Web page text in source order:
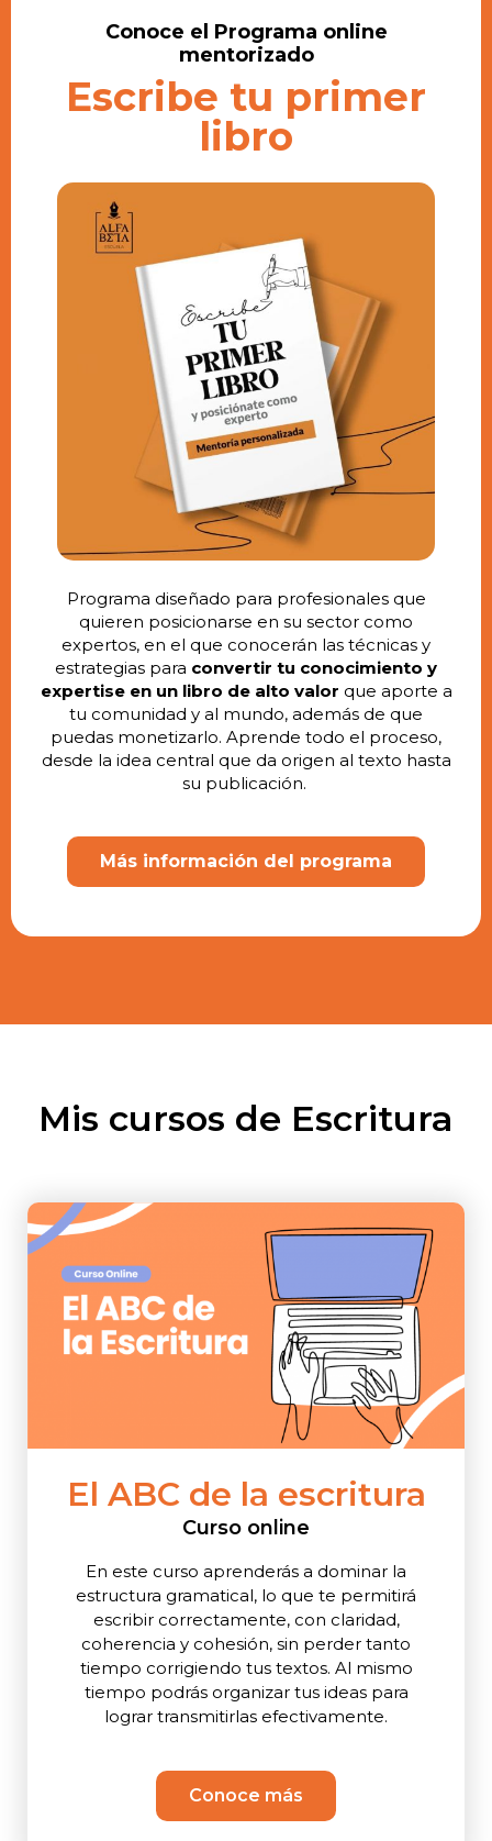
Conoce el Programa online
mentorizado
Escribe tu primer
libro
Programa diseñado para profesionales que
quieren posicionarse en su sector como
expertos, en el que conocerán las técnicas y
estrategias para convertir tu conocimiento y
expertise en un libro de alto valor que aporte a
tu comunidad y al mundo, además de que
puedas monetizarlo. Aprende todo el proceso,
desde la idea central que da origen al texto hasta
su publicación.
Más información del programa
Mis cursos de Escritura
El ABC de la escritura
Curso online
En este curso aprenderás a dominar la
estructura gramatical, lo que te permitirá
escribir correctamente, con claridad,
coherencia y cohesión, sin perder tanto
tiempo corrigiendo tus textos. Al mismo
tiempo podrás organizar tus ideas para
lograr transmitirlas efectivamente.
Conoce más